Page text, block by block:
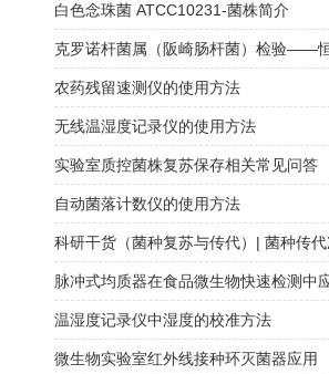
白色念珠菌 ATCC10231-菌株简介
农药残留速测仪的使用方法
无线温湿度记录仪的使用方法
实验室质控菌株复苏保存相关常见问答
自动菌落计数仪的使用方法
温湿度记录仪中湿度的校准方法
微生物实验室红外线接种环灭菌器应用